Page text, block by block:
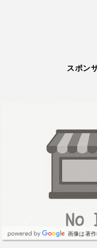
スポン
画像は著